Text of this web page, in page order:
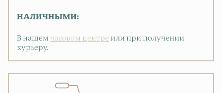
НАЛИЧНЫМИ:
В нашем часовом центре или при получении
курьеру.